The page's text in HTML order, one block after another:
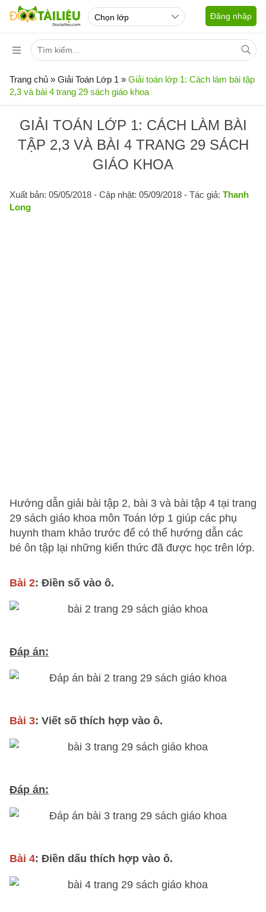
Đăng nhập
Trang chủ » Giải Toán Lớp 1 » Giải toán lớp 1: Cách làm bài tập
2,3 và bài 4 trang 29 sách giáo khoa
GIẢI TOÁN LỚP 1: CÁCH LÀM BÀI
TẬP 2,3 VÀ BÀI 4 TRANG 29 SÁCH
GIÁO KHOA
Xuất bản: 05/05/2018 - Cập nhật: 05/09/2018 - Tác giả: Thanh
Long
Hướng dẫn giải bài tập 2, bài 3 và bài tập 4 tại trang
29 sách giáo khoa môn Toán lớp 1 giúp các phụ
huynh tham khảo trước để có thể hướng dẫn các
bé ôn tập lại những kiến thức đã được học trên lớp.
Bài 2: Điền số vào ô.
Đáp án:
Bài 3: Viết số thích hợp vào ô.
Đáp án:
Bài 4: Điền dấu thích hợp vào ô.